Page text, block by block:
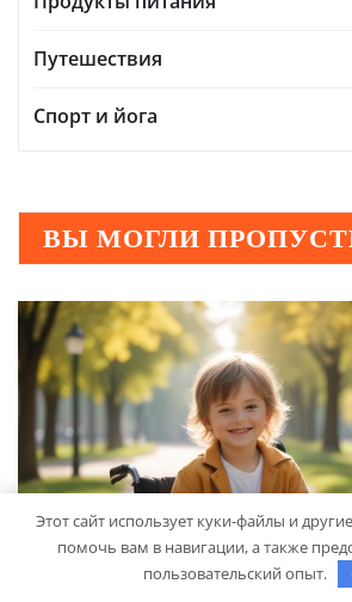
Путешествия
Спорт и йога
ВЫ МОГЛИ
Этот сайт использует куки-файлы и
помочь вам в навигации, а также
пользовательский опыт.